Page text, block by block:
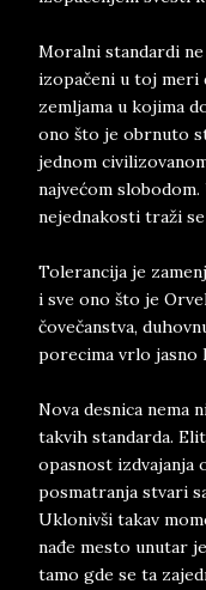
Moralni standardi ne
izopačeni u toj meri
zemljama u kojima
ono što je obrnuto
jednom
najvećom
nejednakosti traži
Tolerancija je
i sve ono što je
čovečanstva,
porecima vrlo jasno
Nova desnica nema
takvih standarda.
opasnost izdvajanja
posmatranja stvari
Uklonivši takav
nađe mesto unutar
tamo gde se ta